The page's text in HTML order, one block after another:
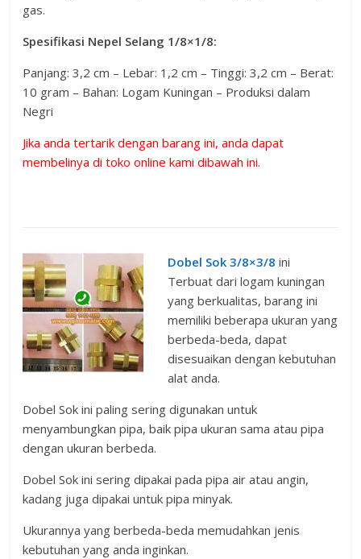
gas.
Spesifikasi Nepel Selang 1/8×1/8:
Panjang: 3,2 cm – Lebar: 1,2 cm – Tinggi: 3,2 cm – Berat:
10 gram – Bahan: Logam Kuningan – Produksi dalam
Negri
Jika anda tertarik dengan barang ini, anda dapat
membelinya di toko online kami dibawah ini.
Dobel Sok 3/8×3/8 ini
Terbuat dari logam kuningan
yang berkualitas, barang ini
memiliki beberapa ukuran yang
berbeda-beda, dapat
disesuaikan dengan kebutuhan
alat anda.
Dobel Sok ini paling sering digunakan untuk
menyambungkan pipa, baik pipa ukuran sama atau pipa
dengan ukuran berbeda.
Dobel Sok ini sering dipakai pada pipa air atau angin,
kadang juga dipakai untuk pipa minyak.
Ukurannya yang berbeda-beda memudahkan jenis
kebutuhan yang anda inginkan.